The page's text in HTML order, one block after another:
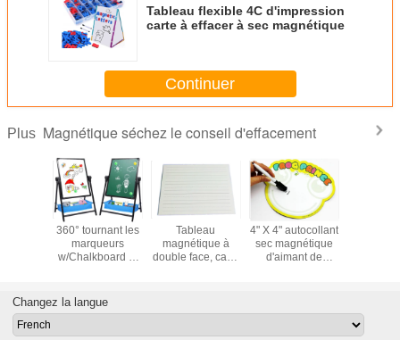
Tableau flexible 4C d'impression
carte à effacer à sec magnétique
Continuer
Plus Magnétique séchez le conseil d'effacement
pour
360° tournant les
marqueurs
w/Chalkboard et
d'effacement
dégrossis par
magnétique
Tableau
magnétique à
double face, carte
4" X 4" autocollant
sec magnétique
d'aimant de
aucune formes
commande de
Liste à
Liste de
Changez la langue